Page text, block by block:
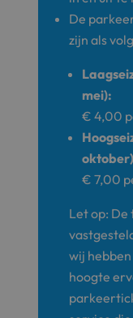
De
zijn als
mei):
€ 4,00
€ 7,00
Let op:
wij
hoogte